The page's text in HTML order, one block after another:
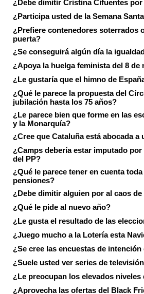
¿Debe dimitir Cristina Cifuentes
¿Participa usted de la Semana
¿Prefiere contenedores soterrados
puerta?
¿Se conseguirá algún día la
¿Apoya la huelga feminista del 8 de
¿Le gustaría que el himno de
¿Qué le parece la propuesta del
jubilación hasta los 75 años?
¿Le parece bien que forme en las
y la Monarquía?
¿Cree que Cataluña está abocada a
¿Camps debería estar imputado
del PP?
¿Qué le parece tener en cuenta
pensiones?
¿Debe dimitir alguien por al caos de
¿Qué le pide al nuevo año?
¿Le gusta el resultado de las
¿Juego mucho a la Lotería esta
¿Se cree las encuestas de
¿Suele usted ver series de
¿Le preocupan los elevados
¿Aprovecha las ofertas del Black